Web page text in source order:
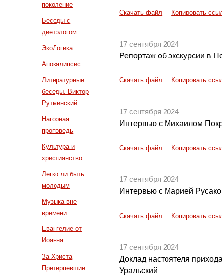
поколение
Беседы с
диетологом
ЭкоЛогика
Апокалипсис
Литературные
беседы. Виктор
Рутминский
Нагорная
проповедь
Культура и
христианство
Легко ли быть
молодым
Музыка вне
времени
Евангелие от
Иоанна
За Христа
Претерпевшие
Скачать файл Копировать
17 сентября 2024
Репортаж об экскурсии в
Скачать файл Копировать
17 сентября 2024
Интервью с Михаилом
Скачать файл Копировать
17 сентября 2024
Интервью с Марией
Скачать файл Копировать
17 сентября 2024
Доклад настоятеля
Уральский